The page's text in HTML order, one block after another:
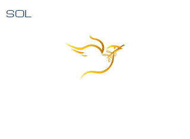
SOL